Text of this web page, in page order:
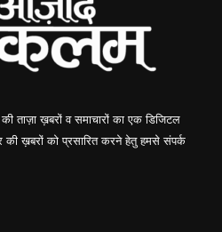
ताज़ा ख़बरों व समाचारों का एक डिजिटल
की ख़बरों को प्रसारित करने हेतु हमसे संपर्क